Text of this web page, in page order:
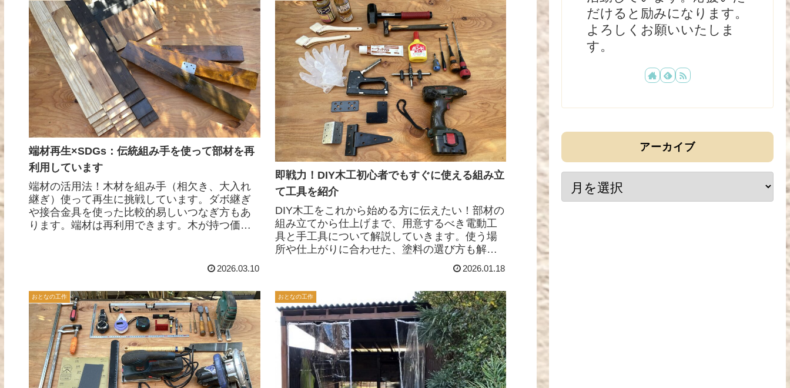
端材再生×SDGs：伝統組み手を使って部材を再
利用しています
端材の活用法！木材を組み手（相欠き、大入れ
継ぎ）使って再生に挑戦しています。ダボ継ぎ
や接合金具を使った比較的易しいつなぎ方もあ
ります。端材は再利用できます。木が持つ価値
2026.03.10
即戦力！DIY木工初心者でもすぐに使える組み立
て工具を紹介
DIY木工をこれから始める方に伝えたい！部材の
組み立てから仕上げまで、用意するべき電動工
具と手工具について解説していきます。使う場
所や仕上がりに合わせた、塗料の選び方も解説
2026.01.18
おとなの工作 おとなの工作
だけると励みになります。
よろしくお願いいたしま
す。
アーカイブ